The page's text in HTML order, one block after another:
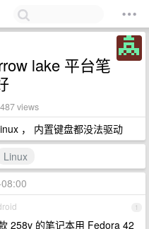
lake 平台笔
views
， 内置键盘都没法驱动
Linux
1
258v 的笔记本用 Fedora 42